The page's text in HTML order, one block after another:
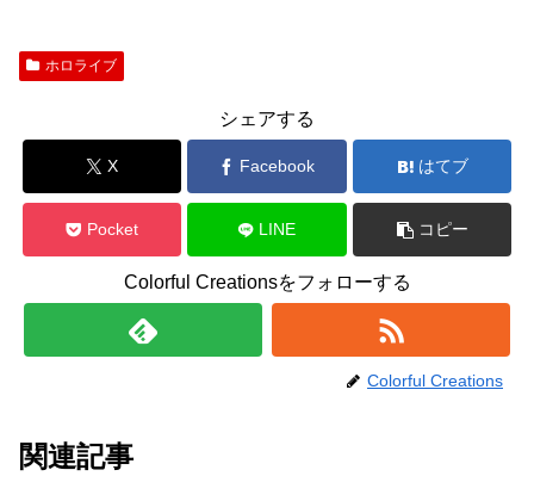
ホロライブ
シェアする
X Facebook はてブ
Pocket LINE コピー
Colorful Creationsをフォローする
Colorful Creations
関連記事